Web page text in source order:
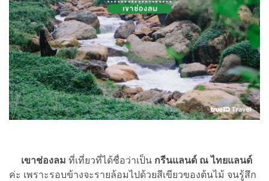
เขาช่องลม ที่เที่ยวที่ได้ชื่อว่าเป็น กรีนแลนด์ ณ ไทยแลนด์
ค่ะ เพราะรอบข้างจะรายล้อมไปด้วยสีเขียวของต้นไม้ จนรู้สึก